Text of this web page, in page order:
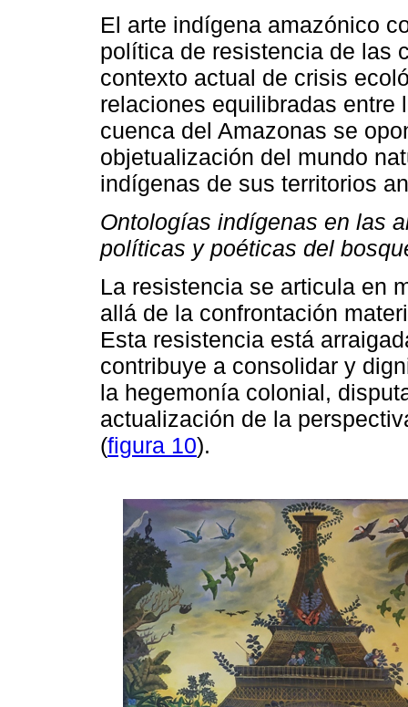
El arte indígena amazónico
política de resistencia de las
contexto actual de crisis
relaciones equilibradas entre
cuenca del Amazonas se
objetualización del mundo
indígenas de sus territorios
Ontologías indígenas en las
políticas y poéticas del
La resistencia se articula en
allá de la confrontación
Esta resistencia está
contribuye a consolidar y
la hegemonía colonial,
actualización de la
(figura 10).